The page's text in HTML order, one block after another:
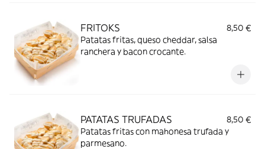
FRITOKS
8,50 €
Patatas fritas, queso cheddar, salsa
ranchera y bacon crocante.
PATATAS TRUFADAS
8,50 €
Patatas fritas con mahonesa trufada y
parmesano.